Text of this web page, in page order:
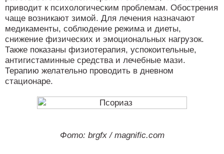
приводит к психологическим проблемам. Обострения
чаще возникают зимой. Для лечения назначают
медикаменты, соблюдение режима и диеты,
снижение физических и эмоциональных нагрузок.
Также показаны физиотерапия, успокоительные,
антигистаминные средства и лечебные мази.
Терапию желательно проводить в дневном
стационаре.
Фото: brgfx / magnific.com